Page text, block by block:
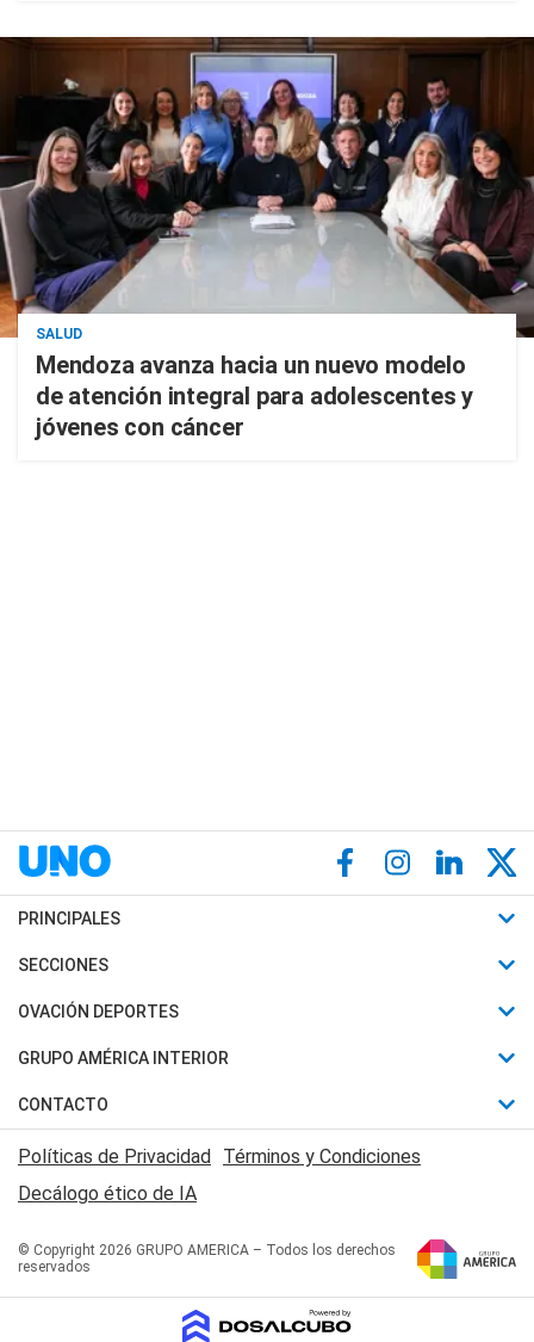
SALUD
Mendoza avanza hacia un nuevo modelo
de atención integral para adolescentes y
jóvenes con cáncer
PRINCIPALES
Últimas Noticias
Política
Judiciales
Economia
SECCIONES
Horóscopo
Motores
Trucos caseros
Series y Películas
Edictos y Solicitadas
OVACIÓN DEPORTES
Fútbol
Mundial
Automovilismo
Rugby
Tenis
Básquet
GRUPO AMÉRICA INTERIOR
Canal 7 en Vivo
San Juan 8
CONTACTO
Acerca de Nosotros
Contactanos
Políticas de Privacidad Términos y Condiciones
Decálogo ético de IA
© Copyright 2026 GRUPO AMERICA – Todos los derechos
reservados